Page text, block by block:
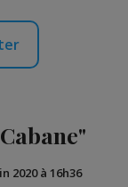
2020 à 16h36